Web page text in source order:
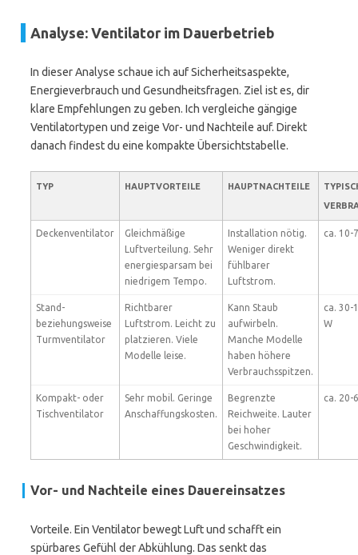
Analyse: Ventilator im Dauerbetrieb
In dieser Analyse schaue ich auf Sicherheitsaspekte,
Energieverbrauch und Gesundheitsfragen. Ziel ist es, dir
klare Empfehlungen zu geben. Ich vergleiche gängige
Ventilatortypen und zeige Vor- und Nachteile auf. Direkt
danach findest du eine kompakte Übersichtstabelle.
TYP HAUPTVORTEILE HAUPTNACHTEILE
Deckenventilator
Gleichmäßige
Luftverteilung. Sehr
energiesparsam bei
niedrigem Tempo.
Installation nötig.
Weniger direkt
fühlbarer
Luftstrom.
ca. 10-
Stand-
beziehungsweise
Turmventilator
Richtbarer
Luftstrom. Leicht zu
platzieren. Viele
Modelle leise.
Kann Staub
aufwirbeln.
Manche Modelle
haben höhere
Verbrauchsspitzen.
ca. 30-
W
Kompakt- oder
Tischventilator
Sehr mobil. Geringe
Anschaffungskosten.
Begrenzte
Reichweite. Lauter
bei hoher
Geschwindigkeit.
ca. 20-
Vor- und Nachteile eines Dauereinsatzes
Vorteile. Ein Ventilator bewegt Luft und schafft ein
spürbares Gefühl der Abkühlung. Das senkt das